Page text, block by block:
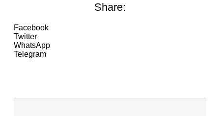
Share:
Facebook
Twitter
WhatsApp
Telegram